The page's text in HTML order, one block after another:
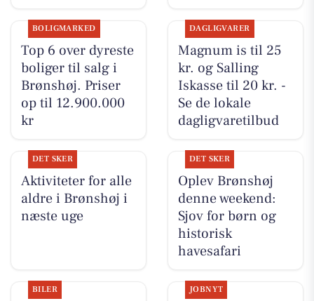
BOLIGMARKED
Top 6 over dyreste
boliger til salg i
Brønshøj. Priser
op til 12.900.000
kr
DAGLIGVARER
Magnum is til 25
kr. og Salling
Iskasse til 20 kr. -
Se de lokale
dagligvaretilbud
DET SKER
Aktiviteter for alle
aldre i Brønshøj i
næste uge
DET SKER
Oplev Brønshøj
denne weekend:
Sjov for børn og
historisk
havesafari
BILER JOBNYT